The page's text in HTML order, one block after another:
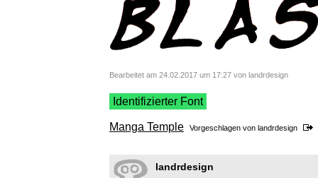
Bearbeitet am 24.02.2017 um 17:27 von landrdesign
Identifizierter Font
Manga Temple Vorgeschlagen von landrdesign
landrdesign